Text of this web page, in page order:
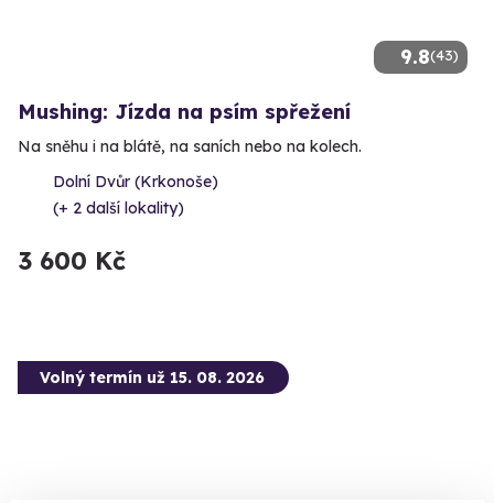
9.8(43)
Mushing: Jízda na psím spřežení
Na sněhu i na blátě, na saních nebo na kolech.
Dolní Dvůr (Krkonoše)
(+ 2 další lokality)
3 600 Kč
Volný termín už 15. 08. 2026